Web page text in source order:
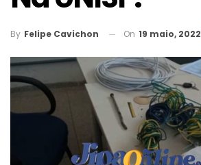
By Felipe Cavichon On 19 maio, 2022